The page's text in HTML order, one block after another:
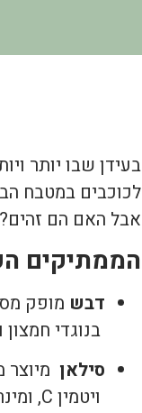
בעידן שבו יותר
לכוכבים במטבח
אבל האם הם
הממתיקים
דבש מופק
בנוגדי
סילאן
ויטמין C, ומינרלים כמו מגנזיום, אשלגן, סידן וברזל. מעניק מתיקות עמוקה.